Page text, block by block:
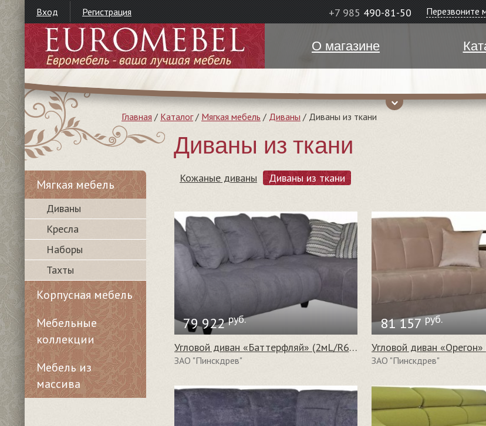
Вход Регистрация +7 985 490-81-50 Перезвоните
О магазине
Главная / Каталог/ Мягкая мебель / Диваны / Диваны из ткани
Диваны из ткани
Кожаные диваны Диваны из ткани
79 922 руб.
Угловой диван «Баттерфляй» (2мL/R6R/L)
ЗАО "Пинскдрев"
81 157 руб.
Угловой диван
ЗАО "Пинскдрев"
Мягкая мебель
Диваны
Кресла
Наборы
Тахты
Корпусная мебель
Мебельные
коллекции
Мебель из
массива